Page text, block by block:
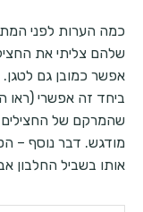
כמה הערות לפני
שלהם צליתי את
אפשר כמובן גם
ביחד זה אפשרי (ראו
שהמרקם של החצילים
מודגש. דבר נוסף –
אותו בשביל החלבון